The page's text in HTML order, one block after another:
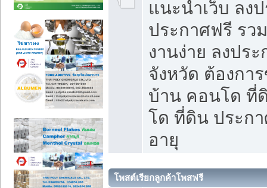
แนะนำเว็บ ลง
ประกาศฟรี รว
งานง่าย ลงปร
จังหวัด ต้องกา
บ้าน คอนโด ที่
โด ที่ดิน ประก
อายุ
โพสต์เรียกลูกค้าโพสฟรี